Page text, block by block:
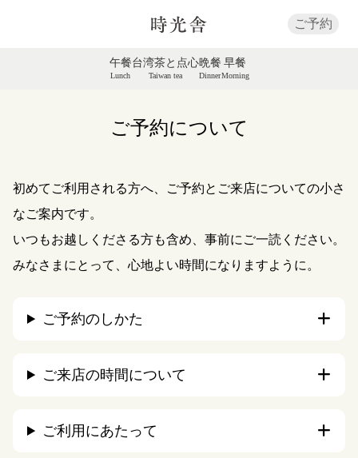
ご予約
午餐
Lunch
台湾茶と点心
Taiwan tea
晩餐
Dinner
早餐
Morning
ご予約について
初めてご利用される方へ、ご予約とご来店についての小さ
なご案内です。
いつもお越しくださる方も含め、事前にご一読ください。
みなさまにとって、心地よい時間になりますように。
ご予約のしかた
ご来店の時間について
ご利用にあたって